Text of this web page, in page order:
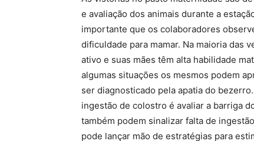
e avaliação dos animais durante a
importante que os colaboradores
dificuldade para mamar. Na maioria das
ativo e suas mães têm alta habilidade
algumas situações os mesmos podem
ser diagnosticado pela apatia do
ingestão de colostro é avaliar a barriga
também podem sinalizar falta de
pode lançar mão de estratégias para